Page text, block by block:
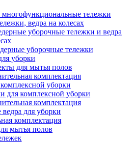
тележки
ведра на колесах
уборочные тележки и ведра
уборочные тележки
уборки
для мытья полов
комплектация
уборки
для комплексной уборки
комплектация
для уборки
комплектация
мытья полов